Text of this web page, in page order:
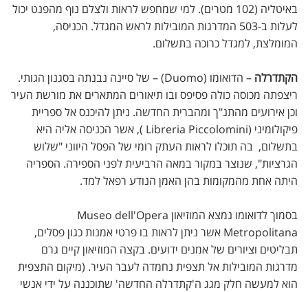
באיטליה (102 מטרים). למי שמחפש לראות ולצלם נוף מהפנט יכול
לעלות ב-503 המדרגות המובילות לראש המגדל. הכניסה,
המומלצת, למגדל כרוכה בתשלום.
הקתדרלה
– הדואומו (Duomo) – של סיינה נבנתה בסגנון הגותי.
ריצפתה מכוסה כולה פסיפס ובו תיאורים המתארים את מורשת העיר
וכן אירועים מהתנ"ך ומהברית החדשה. ניתן להיכנס אל ספריית
פיקולומיני (Libreria Piccolomini ), אשר הכניסה אליה היא
בתשלום, בה תוכלו לראות העתק רומי של הפסל היווני "שלוש
הגרציות", שנוצר במקור במאה הרביעית לפני הספירה. הספריה
היתה אחת מהמקומות בהן האמן הנודע רפאל למד.
בסמוך לדואומו נמצא המוזיאון Museo dell'Opera
Metropolitana אשר ניתן לראות בו פרטי אמנות כגון פסלים,
תבליטים וציורים של אמנים ידועים. בקצה המוזיאון קיים גרם
מדרגות המובילות אל תצפית נחמדה לעבר העיר. (מיקום התצפית
הוא למעשה חלק מגג ה'קתדרלה החדשה' שתוכננה על ידי אנשי